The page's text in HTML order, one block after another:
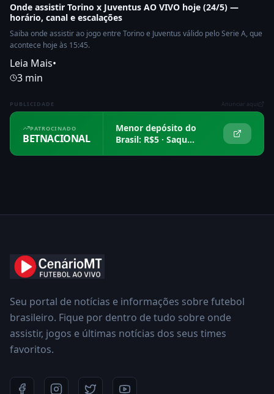
Onde assistir Torino x Juventus AO VIVO hoje (24/5) —
horário, canal e escalações
Saiba onde assistir ao jogo entre Torino e Juventus válido pelo Serie A, que
acontece hoje às 15:45.
Leia Mais•
3 min
PUBLICIDADE Anunciar aqui
PATROCINADO
BETNACIONAL
Menor depósito do
Brasil: R$5 · Saque
Seu portal de notícias e informações sobre futebol
brasileiro. Fique por dentro de tudo sobre onde
assistir, jogos e últimas notícias dos seus times
favoritos.